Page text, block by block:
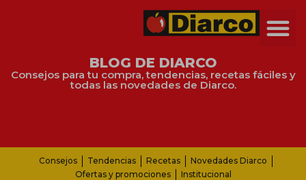
BLOG DE DIARCO
Consejos para tu compra, tendencias, recetas fáciles y
todas las novedades de Diarco.
Consejos Tendencias Recetas
Novedades Diarco
Ofertas y promociones
Institucional